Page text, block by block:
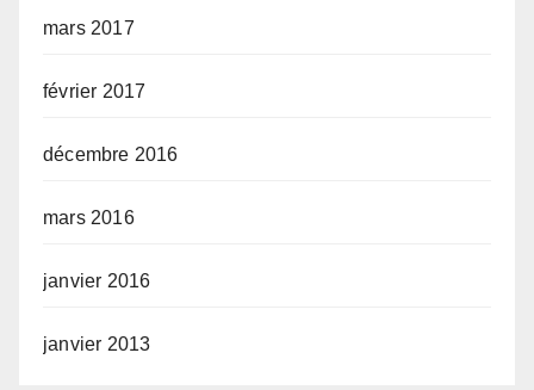
mars 2017
février 2017
décembre 2016
mars 2016
janvier 2016
janvier 2013